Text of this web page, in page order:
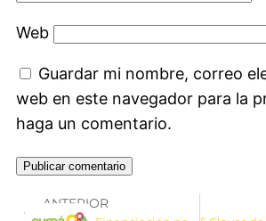
Web
Guardar mi nombre, correo
web en este navegador para la
haga un comentario.
ANTERIOR